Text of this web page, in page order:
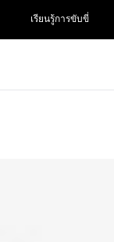
เรียนรู้การขับขี่